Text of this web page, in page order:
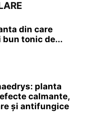
din care
bun tonic de...
planta
calmante,
și antifungice